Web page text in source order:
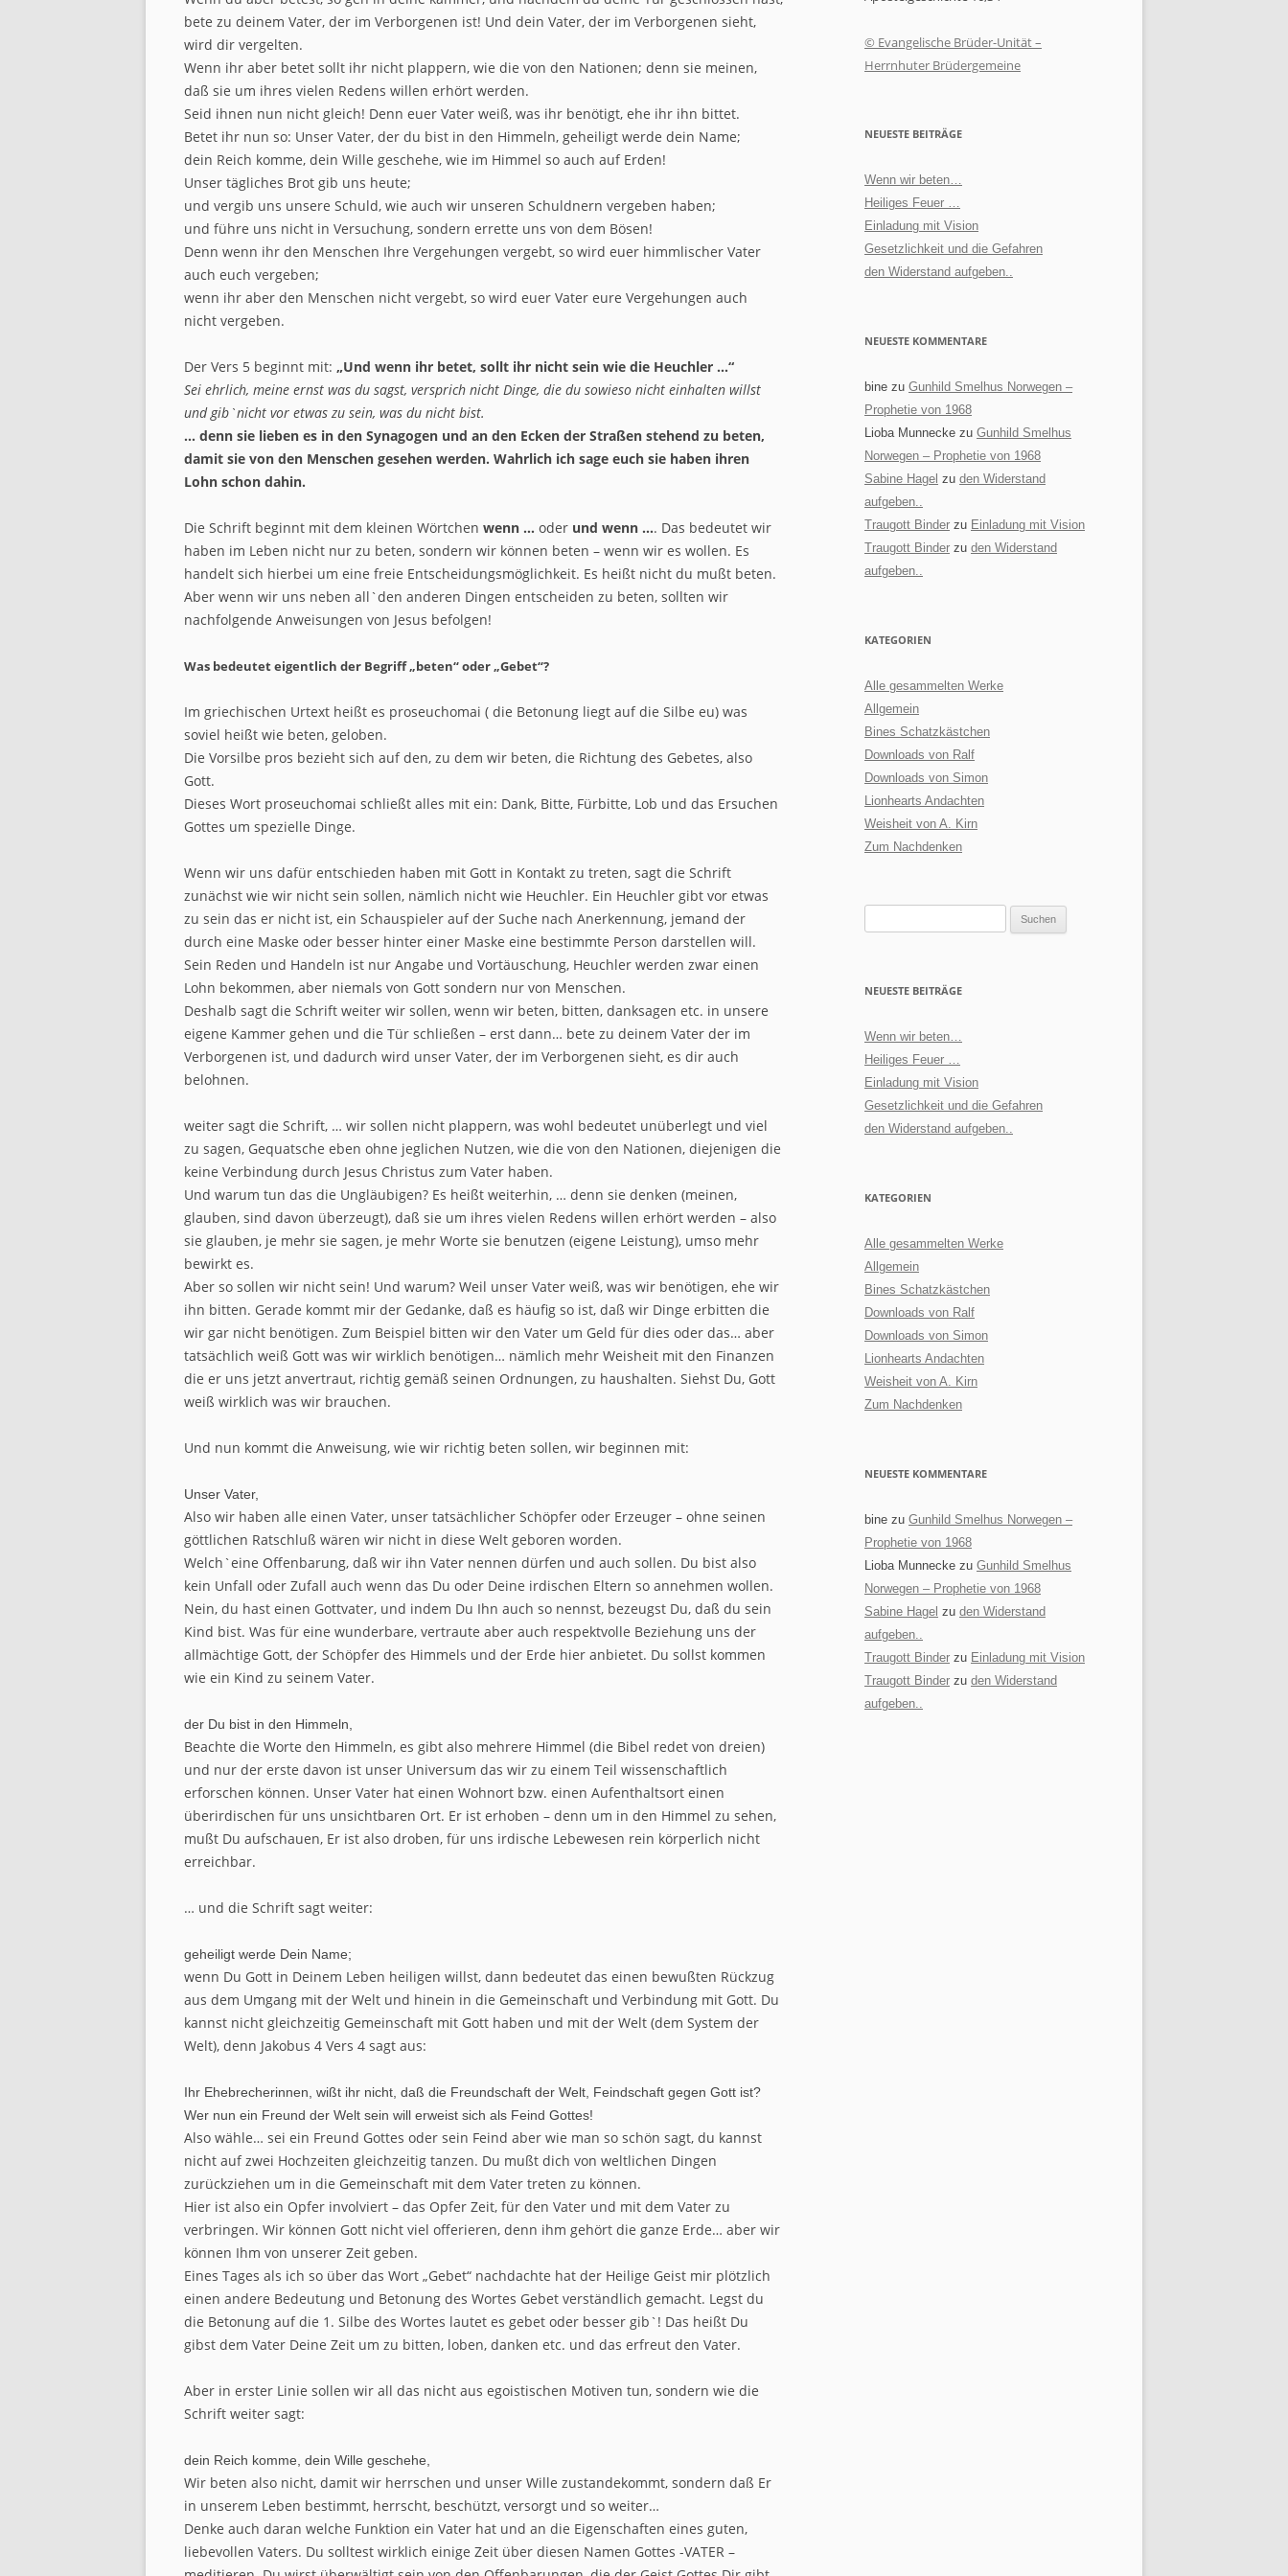
bete zu deinem Vater, der im Verborgenen ist! Und dein Vater, der im Verborgenen sieht,
wird dir vergelten.
Wenn ihr aber betet sollt ihr nicht plappern, wie die von den Nationen; denn sie meinen,
daß sie um ihres vielen Redens willen erhört werden.
Seid ihnen nun nicht gleich! Denn euer Vater weiß, was ihr benötigt, ehe ihr ihn bittet.
Betet ihr nun so: Unser Vater, der du bist in den Himmeln, geheiligt werde dein Name;
dein Reich komme, dein Wille geschehe, wie im Himmel so auch auf Erden!
Unser tägliches Brot gib uns heute;
und vergib uns unsere Schuld, wie auch wir unseren Schuldnern vergeben haben;
und führe uns nicht in Versuchung, sondern errette uns von dem Bösen!
Denn wenn ihr den Menschen Ihre Vergehungen vergebt, so wird euer himmlischer Vater
auch euch vergeben;
wenn ihr aber den Menschen nicht vergebt, so wird euer Vater eure Vergehungen auch
nicht vergeben.
Der Vers 5 beginnt mit: „Und wenn ihr betet, sollt ihr nicht sein wie die Heuchler …“
Sei ehrlich, meine ernst was du sagst, versprich nicht Dinge, die du sowieso nicht einhalten willst
und gib`nicht vor etwas zu sein, was du nicht bist.
… denn sie lieben es in den Synagogen und an den Ecken der Straßen stehend zu beten,
damit sie von den Menschen gesehen werden. Wahrlich ich sage euch sie haben ihren
Lohn schon dahin.
Die Schrift beginnt mit dem kleinen Wörtchen wenn … oder und wenn …. Das bedeutet wir
haben im Leben nicht nur zu beten, sondern wir können beten – wenn wir es wollen. Es
handelt sich hierbei um eine freie Entscheidungsmöglichkeit. Es heißt nicht du mußt beten.
Aber wenn wir uns neben all`den anderen Dingen entscheiden zu beten, sollten wir
nachfolgende Anweisungen von Jesus befolgen!
Was bedeutet eigentlich der Begriff „beten“ oder „Gebet“?
Im griechischen Urtext heißt es proseuchomai ( die Betonung liegt auf die Silbe eu) was
soviel heißt wie beten, geloben.
Die Vorsilbe pros bezieht sich auf den, zu dem wir beten, die Richtung des Gebetes, also
Gott.
Dieses Wort proseuchomai schließt alles mit ein: Dank, Bitte, Fürbitte, Lob und das Ersuchen
Gottes um spezielle Dinge.
Wenn wir uns dafür entschieden haben mit Gott in Kontakt zu treten, sagt die Schrift
zunächst wie wir nicht sein sollen, nämlich nicht wie Heuchler. Ein Heuchler gibt vor etwas
zu sein das er nicht ist, ein Schauspieler auf der Suche nach Anerkennung, jemand der
durch eine Maske oder besser hinter einer Maske eine bestimmte Person darstellen will.
Sein Reden und Handeln ist nur Angabe und Vortäuschung, Heuchler werden zwar einen
Lohn bekommen, aber niemals von Gott sondern nur von Menschen.
Deshalb sagt die Schrift weiter wir sollen, wenn wir beten, bitten, danksagen etc. in unsere
eigene Kammer gehen und die Tür schließen – erst dann… bete zu deinem Vater der im
Verborgenen ist, und dadurch wird unser Vater, der im Verborgenen sieht, es dir auch
belohnen.
weiter sagt die Schrift, … wir sollen nicht plappern, was wohl bedeutet unüberlegt und viel
zu sagen, Gequatsche eben ohne jeglichen Nutzen, wie die von den Nationen, diejenigen die
keine Verbindung durch Jesus Christus zum Vater haben.
Und warum tun das die Ungläubigen? Es heißt weiterhin, … denn sie denken (meinen,
glauben, sind davon überzeugt), daß sie um ihres vielen Redens willen erhört werden – also
sie glauben, je mehr sie sagen, je mehr Worte sie benutzen (eigene Leistung), umso mehr
bewirkt es.
Aber so sollen wir nicht sein! Und warum? Weil unser Vater weiß, was wir benötigen, ehe wir
ihn bitten. Gerade kommt mir der Gedanke, daß es häufig so ist, daß wir Dinge erbitten die
wir gar nicht benötigen. Zum Beispiel bitten wir den Vater um Geld für dies oder das… aber
tatsächlich weiß Gott was wir wirklich benötigen… nämlich mehr Weisheit mit den Finanzen
die er uns jetzt anvertraut, richtig gemäß seinen Ordnungen, zu haushalten. Siehst Du, Gott
weiß wirklich was wir brauchen.
Und nun kommt die Anweisung, wie wir richtig beten sollen, wir beginnen mit:
Unser Vater,
Also wir haben alle einen Vater, unser tatsächlicher Schöpfer oder Erzeuger – ohne seinen
göttlichen Ratschluß wären wir nicht in diese Welt geboren worden.
Welch`eine Offenbarung, daß wir ihn Vater nennen dürfen und auch sollen. Du bist also
kein Unfall oder Zufall auch wenn das Du oder Deine irdischen Eltern so annehmen wollen.
Nein, du hast einen Gottvater, und indem Du Ihn auch so nennst, bezeugst Du, daß du sein
Kind bist. Was für eine wunderbare, vertraute aber auch respektvolle Beziehung uns der
allmächtige Gott, der Schöpfer des Himmels und der Erde hier anbietet. Du sollst kommen
wie ein Kind zu seinem Vater.
der Du bist in den Himmeln,
Beachte die Worte den Himmeln, es gibt also mehrere Himmel (die Bibel redet von dreien)
und nur der erste davon ist unser Universum das wir zu einem Teil wissenschaftlich
erforschen können. Unser Vater hat einen Wohnort bzw. einen Aufenthaltsort einen
überirdischen für uns unsichtbaren Ort. Er ist erhoben – denn um in den Himmel zu sehen,
mußt Du aufschauen, Er ist also droben, für uns irdische Lebewesen rein körperlich nicht
erreichbar.
… und die Schrift sagt weiter:
geheiligt werde Dein Name;
wenn Du Gott in Deinem Leben heiligen willst, dann bedeutet das einen bewußten Rückzug
aus dem Umgang mit der Welt und hinein in die Gemeinschaft und Verbindung mit Gott. Du
kannst nicht gleichzeitig Gemeinschaft mit Gott haben und mit der Welt (dem System der
Welt), denn Jakobus 4 Vers 4 sagt aus:
Ihr Ehebrecherinnen, wißt ihr nicht, daß die Freundschaft der Welt, Feindschaft gegen Gott ist?
Wer nun ein Freund der Welt sein will erweist sich als Feind Gottes!
Also wähle… sei ein Freund Gottes oder sein Feind aber wie man so schön sagt, du kannst
nicht auf zwei Hochzeiten gleichzeitig tanzen. Du mußt dich von weltlichen Dingen
zurückziehen um in die Gemeinschaft mit dem Vater treten zu können.
Hier ist also ein Opfer involviert – das Opfer Zeit, für den Vater und mit dem Vater zu
verbringen. Wir können Gott nicht viel offerieren, denn ihm gehört die ganze Erde… aber wir
können Ihm von unserer Zeit geben.
Eines Tages als ich so über das Wort „Gebet“ nachdachte hat der Heilige Geist mir plötzlich
einen andere Bedeutung und Betonung des Wortes Gebet verständlich gemacht. Legst du
die Betonung auf die 1. Silbe des Wortes lautet es gebet oder besser gib`! Das heißt Du
gibst dem Vater Deine Zeit um zu bitten, loben, danken etc. und das erfreut den Vater.
Aber in erster Linie sollen wir all das nicht aus egoistischen Motiven tun, sondern wie die
Schrift weiter sagt:
dein Reich komme, dein Wille geschehe,
Wir beten also nicht, damit wir herrschen und unser Wille zustandekommt, sondern daß Er
in unserem Leben bestimmt, herrscht, beschützt, versorgt und so weiter…
Denke auch daran welche Funktion ein Vater hat und an die Eigenschaften eines guten,
liebevollen Vaters. Du solltest wirklich einige Zeit über diesen Namen Gottes -VATER –
© Evangelische Brüder-Unität –
Herrnhuter Brüdergemeine
NEUESTE BEITRÄGE
Wenn wir beten…
Heiliges Feuer …
Einladung mit Vision
Gesetzlichkeit und die Gefahren
den Widerstand aufgeben..
NEUESTE KOMMENTARE
bine zu Gunhild Smelhus Norwegen –
Prophetie von 1968
Lioba Munnecke zu Gunhild Smelhus
Norwegen – Prophetie von 1968
Sabine Hagel zu den Widerstand
aufgeben..
Traugott Binder zu Einladung mit Vision
Traugott Binder zu den Widerstand
aufgeben..
KATEGORIEN
Alle gesammelten Werke
Allgemein
Bines Schatzkästchen
Downloads von Ralf
Downloads von Simon
Lionhearts Andachten
Weisheit von A. Kirn
Zum Nachdenken
NEUESTE BEITRÄGE
Wenn wir beten…
Heiliges Feuer …
Einladung mit Vision
Gesetzlichkeit und die Gefahren
den Widerstand aufgeben..
KATEGORIEN
Alle gesammelten Werke
Allgemein
Bines Schatzkästchen
Downloads von Ralf
Downloads von Simon
Lionhearts Andachten
Weisheit von A. Kirn
Zum Nachdenken
NEUESTE KOMMENTARE
bine zu Gunhild Smelhus Norwegen –
Prophetie von 1968
Lioba Munnecke zu Gunhild Smelhus
Norwegen – Prophetie von 1968
Sabine Hagel zu den Widerstand
aufgeben..
Traugott Binder zu Einladung mit Vision
Traugott Binder zu den Widerstand
aufgeben..